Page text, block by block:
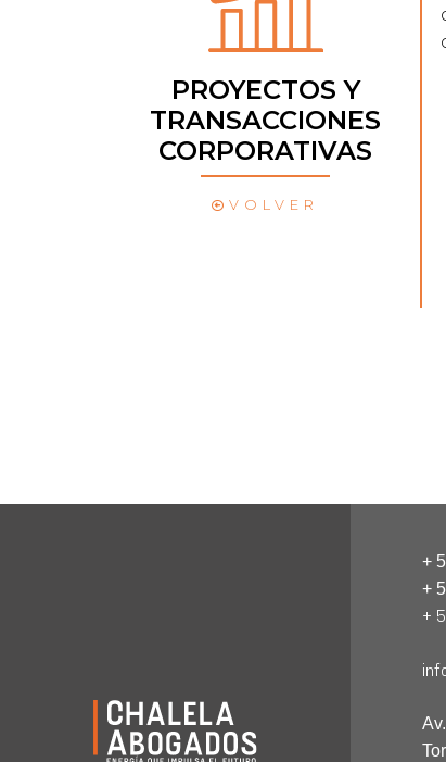
PROYECTOS Y
TRANSACCIONES
CORPORATIVAS
VOLVER
+
+
+